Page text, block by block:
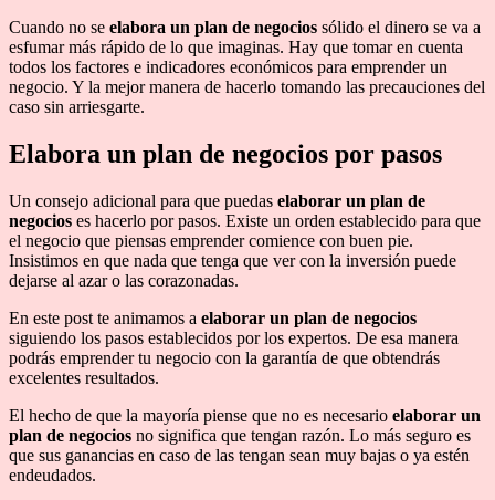
Cuando no se elabora un plan de negocios sólido el dinero se va a
esfumar más rápido de lo que imaginas. Hay que tomar en cuenta
todos los factores e indicadores económicos para emprender un
negocio. Y la mejor manera de hacerlo tomando las precauciones del
caso sin arriesgarte.
Elabora un plan de negocios por pasos
Un consejo adicional para que puedas elaborar un plan de
negocios es hacerlo por pasos. Existe un orden establecido para que
el negocio que piensas emprender comience con buen pie.
Insistimos en que nada que tenga que ver con la inversión puede
dejarse al azar o las corazonadas.
En este post te animamos a elaborar un plan de negocios
siguiendo los pasos establecidos por los expertos. De esa manera
podrás emprender tu negocio con la garantía de que obtendrás
excelentes resultados.
El hecho de que la mayoría piense que no es necesario elaborar un
plan de negocios no significa que tengan razón. Lo más seguro es
que sus ganancias en caso de las tengan sean muy bajas o ya estén
endeudados.